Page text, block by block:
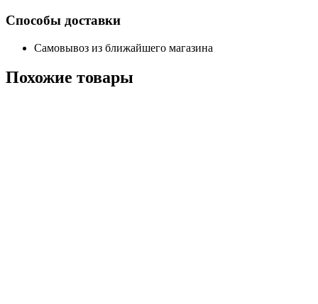
Способы доставки
Самовывоз из ближайшего магазина
Похожие товары